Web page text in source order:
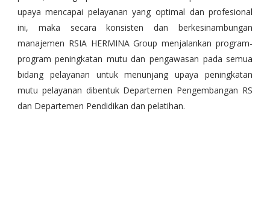
upaya mencapai pelayanan yang optimal dan profesional
ini, maka secara konsisten dan berkesinambungan
manajemen RSIA HERMINA Group menjalankan program-
program peningkatan mutu dan pengawasan pada semua
bidang pelayanan untuk menunjang upaya peningkatan
mutu pelayanan dibentuk Departemen Pengembangan RS
dan Departemen Pendidikan dan pelatihan.